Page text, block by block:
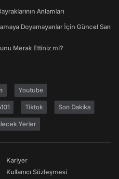
Anlamları
Doyamayanlar İçin Güncel San
Merak Ettiniz mi?
Youtube
Tiktok Son Dakika
Yerler
Kariyer
Kullanıcı Sözleşmesi